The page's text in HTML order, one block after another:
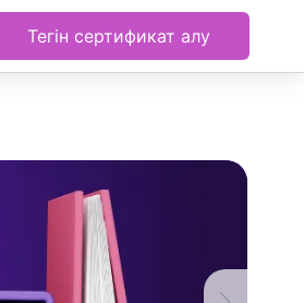
Тегін сертификат алу